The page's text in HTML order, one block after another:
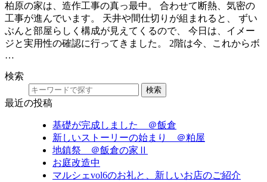
柏原の家は、造作工事の真っ最中。 合わせて断熱、気密の
工事が進んでいます。 天井や間仕切りが組まれると、 ずい
ぶんと部屋らしく構成が見えてくるので、 今日は、イメー
ジと実用性の確認に行ってきました。 2階は今、これからボ
…
検索
検索
最近の投稿
基礎が完成しました ＠飯倉
新しいストーリーの始まり ＠粕屋
地鎮祭 ＠飯倉の家Ⅱ
お庭改造中
マルシェvol6のお礼と、新しいお店のご紹介